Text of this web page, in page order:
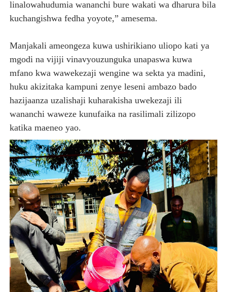
linalowahudumia wananchi bure wakati wa dharura bila
kuchangishwa fedha yoyote,” amesema.
Manjakali ameongeza kuwa ushirikiano uliopo kati ya
mgodi na vijiji vinavyouzunguka unapaswa kuwa
mfano kwa wawekezaji wengine wa sekta ya madini,
huku akizitaka kampuni zenye leseni ambazo bado
hazijaanza uzalishaji kuharakisha uwekezaji ili
wananchi waweze kunufaika na rasilimali zilizopo
katika maeneo yao.